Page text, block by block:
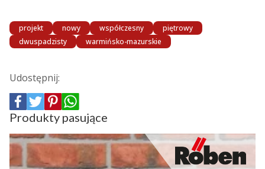
projekt nowy współczesny
piętrowy
dwuspadzisty
warmińsko-mazurskie
Udostępnij:
Produkty pasujące